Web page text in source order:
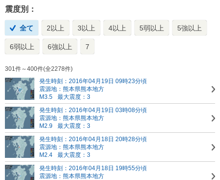
震度別：
全て 2以上 3以上 4以上 5弱以上 5強以上
6弱以上 6強以上 7
301件～400件(全2278件)
発生時刻：2016年04月19日 09時23分頃
震源地：熊本県熊本地方
M3.5
最大震度：3
発生時刻：2016年04月19日 03時08分頃
震源地：熊本県熊本地方
M2.9
最大震度：3
発生時刻：2016年04月18日 20時28分頃
震源地：熊本県熊本地方
M2.4
最大震度：3
発生時刻：2016年04月18日 19時55分頃
震源地：熊本県熊本地方